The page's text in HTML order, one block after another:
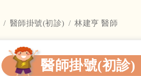
醫師掛號(初診) 林建亨 醫師
醫師掛號(初診)